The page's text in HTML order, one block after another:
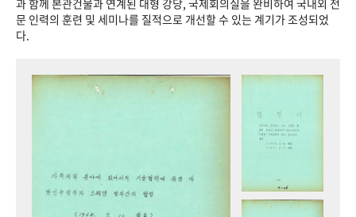
과 함께 본관건물과 연계된 대형 강당, 국제회의실을 완비하여 국내외 전
문 인력의 훈련 및 세미나를 질적으로 개선할 수 있는 계기가 조성되었
다.